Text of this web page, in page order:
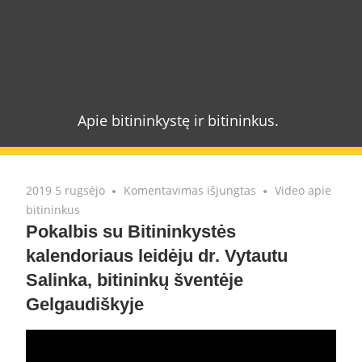
Bitynai.lt
Apie bitininkystę ir bitininkus.
2019 5 rugsėjo Komentavimas išjungtas įraše
Bitininkystės
kalendoriaus
Video apie
bitininkus
Pokalbis su Bitininkystės
kalendoriaus leidėju dr. Vytautu
Salinka, bitininkų šventėje
Gelgaudiškyje